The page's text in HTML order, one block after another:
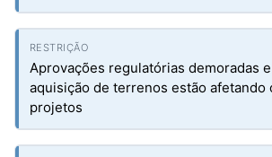
Aprovações regulatórias demoradas
aquisição de terrenos estão afetando
projetos